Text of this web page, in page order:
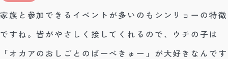
家族と参加できるイベントが多いのもシンリョーの特徴
ですね。皆がやさしく接してくれるので、ウチの子は
「オカアのおしごとのばーべきゅー」が大好きなんです